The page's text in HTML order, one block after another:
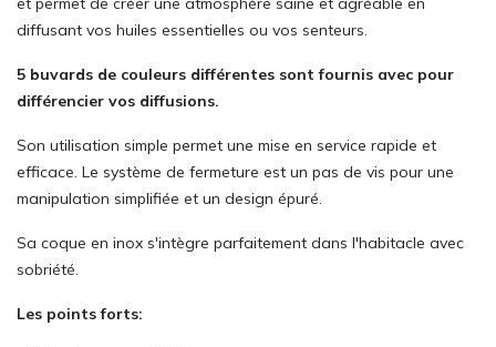
diffusant vos huiles essentielles ou vos senteurs.
5 buvards de couleurs différentes sont fournis avec pour
différencier vos diffusions.
Son utilisation simple permet une mise en service rapide et
efficace. Le système de fermeture est un pas de vis pour une
manipulation simplifiée et un design épuré.
Sa coque en inox s'intègre parfaitement dans l'habitacle avec
sobriété.
Les points forts: